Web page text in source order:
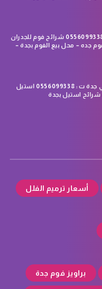
ديكور الفوم بجدة ت: 0556099338 شرائح فوم للجدران
جده – محل بيع الفوم بجدة –
معلم ديكورات فوم في جدة ت : 0556099338 استيل
استيل بجدة
أسعار ترميم الفلل
براويز فوم جدة